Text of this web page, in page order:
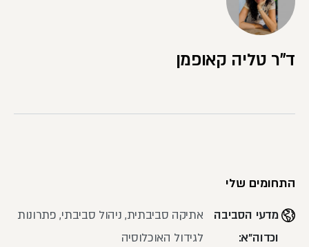
ד"ר טליה קאופמן
התחומים שלי
מדעי הסביבה
וכדוה"א:
אתיקה סביבתית, ניהול סביבתי, פתרונות
לגידול האוכלוסיה